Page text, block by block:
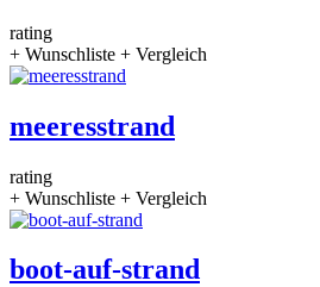
rating
+ Wunschliste + Vergleich
meeresstrand
rating
+ Wunschliste + Vergleich
boot-auf-strand